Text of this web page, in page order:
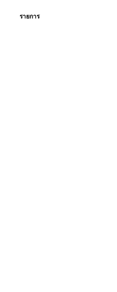
รายการ